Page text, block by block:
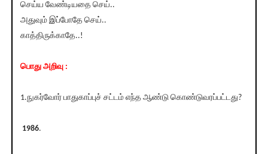
செய்ய வேண்டியதை செய்..
அதுவும் இப்போதே செய்..
காத்திருக்காதே..!
பொது அறிவு :
1.நுகர்வோர் பாதுகாப்புச் சட்டம் எந்த ஆண்டு கொண்டுவரப்பட்டது?
1986.